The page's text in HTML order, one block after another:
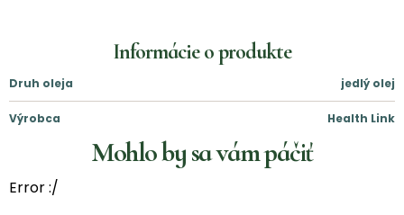
Informácie o produkte
Druh oleja jedlý olej
Výrobca Health Link
Mohlo by sa vám páčiť
Error :/